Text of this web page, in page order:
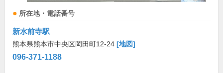
所在地・電話番号
新水前寺駅
熊本県熊本市中央区岡田町12-24 [地図]
096-371-1188